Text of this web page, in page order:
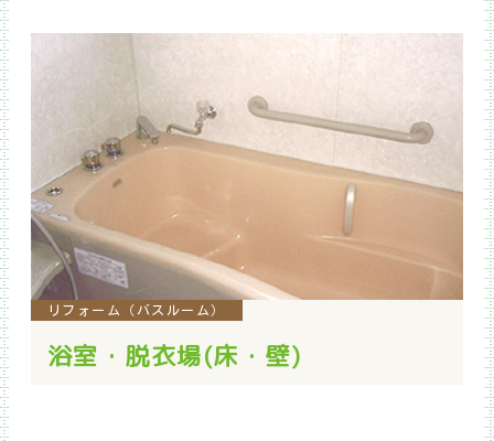
浴室・脱衣場(床・壁)
リフォーム（バスルーム）